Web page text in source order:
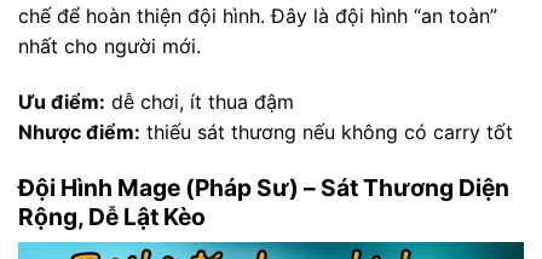
chế để hoàn thiện đội hình. Đây là đội hình “an toàn”
nhất cho người mới.
Ưu điểm: dễ chơi, ít thua đậm
Nhược điểm: thiếu sát thương nếu không có carry tốt
Đội Hình Mage (Pháp Sư) – Sát Thương Diện
Rộng, Dễ Lật Kèo